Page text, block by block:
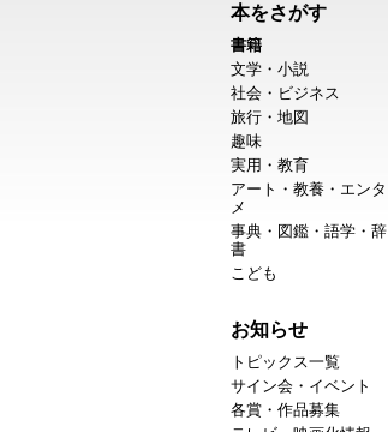
本をさがす
書籍
文学・小説
社会・ビジネス
旅行・地図
趣味
実用・教育
アート・教養・エンタ
メ
事典・図鑑・語学・辞
書
こども
お知らせ
トピックス一覧
サイン会・イベント
各賞・作品募集